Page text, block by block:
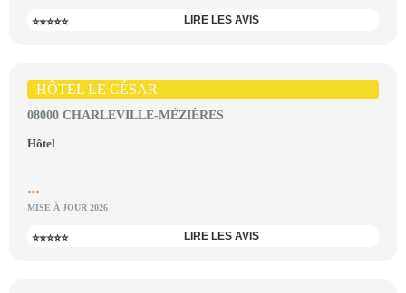
⭐⭐⭐⭐⭐ LIRE LES AVIS
HÔTEL LE CÉSAR
08000 CHARLEVILLE-MÉZIÈRES
Hôtel
...
MISE À JOUR 2026
⭐⭐⭐⭐⭐ LIRE LES AVIS